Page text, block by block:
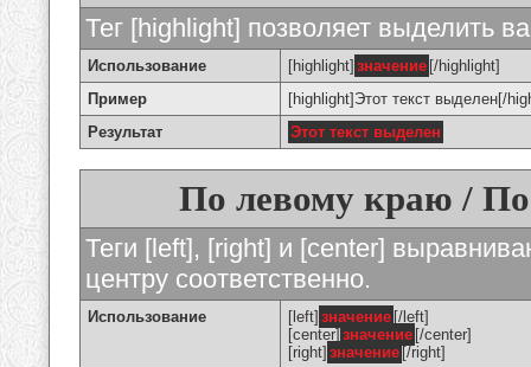
Тег [highlight] позволяет выделить
Использование [highlight] значение [/highlight]
Пример
[highlight]Этот текст выделен[/
Результат
Этот текст выделен
По левому краю /
Теги [left], [right] и [center]
центру соответственно.
Использование [left] значение [/left]
[center] значение [/center]
[right] значение [/right]